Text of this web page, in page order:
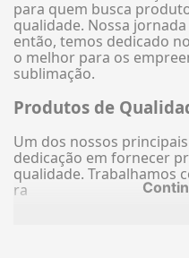
para quem busca
qualidade. Nossa
então, temos dedicado
o melhor para os
sublimação.
Produtos de
Um dos nossos
dedicação em fornecer
qualidade. Trabalhamos
ra